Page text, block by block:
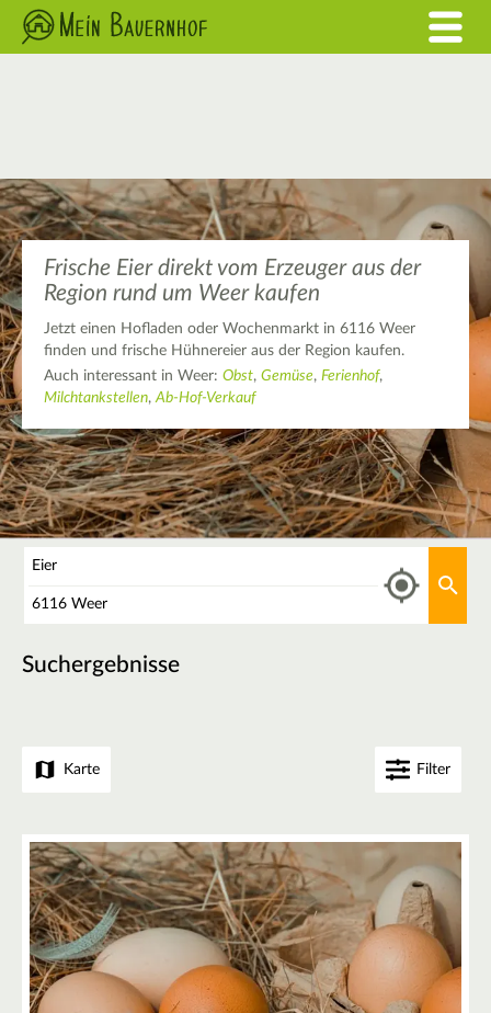
Frische Eier direkt vom Erzeuger aus der
Region rund um Weer kaufen
Jetzt einen Hofladen oder Wochenmarkt in 6116 Weer
finden und frische Hühnereier aus der Region kaufen.
Auch interessant in Weer: Obst, Gemüse, Ferienhof,
Milchtankstellen,Ab-Hof-Verkauf
Suchergebnisse
Karte Filter
2
2
+
−